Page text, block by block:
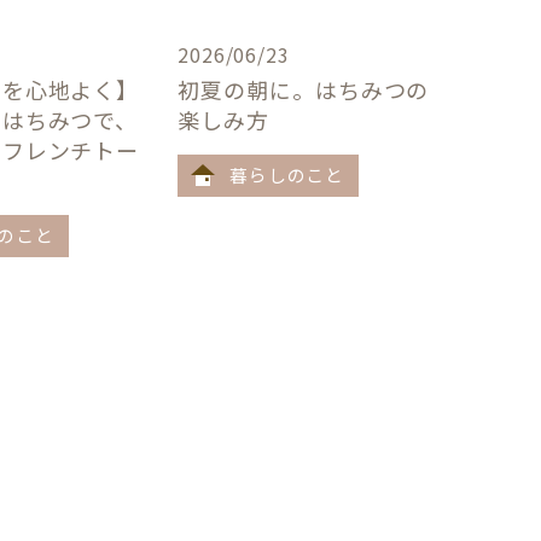
心地よく】
ちみつで、
レンチトー
こと
2026/06/23
初夏の朝に。はちみつの
楽しみ方
暮らしのこと